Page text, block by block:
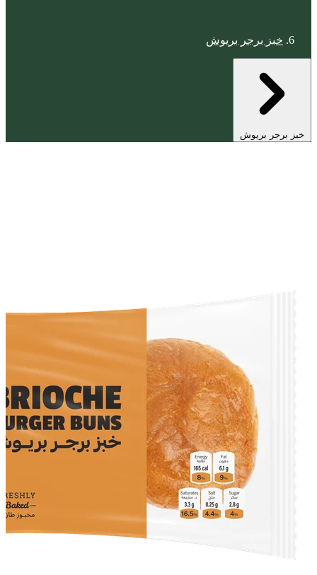
خبز برجر بريوش
خبز برجر بريوش